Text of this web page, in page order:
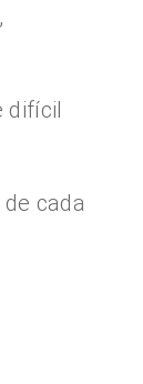
difícil
cada